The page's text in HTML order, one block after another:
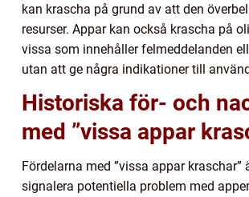
kan krascha på grund av att den
resurser. Appar kan också krascha på
vissa som innehåller felmeddelanden
utan att ge några indikationer till
Historiska för- och
med ”vissa appar
Fördelarna med ”vissa appar kraschar”
signalera potentiella problem med